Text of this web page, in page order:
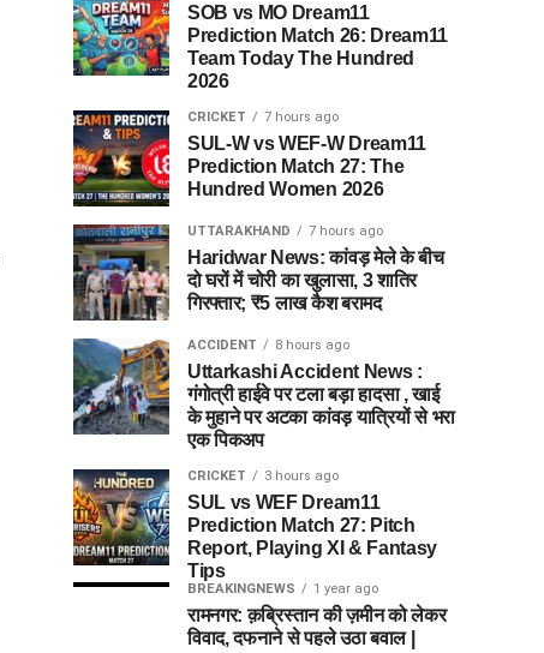
SOB vs MO Dream11
Prediction Match 26: Dream11
Team Today The Hundred
2026
CRICKET 7 hours ago
SUL-W vs WEF-W Dream11
Prediction Match 27: The
Hundred Women 2026
UTTARAKHAND 7 hours ago
Haridwar News: कांवड़ मेले के बीच
दो घरों में चोरी का खुलासा, 3 शातिर
गिरफ्तार; ₹5 लाख कैश बरामद
ACCIDENT 8 hours ago
Uttarkashi Accident News :
गंगोत्री हाईवे पर टला बड़ा हादसा , खाई
के मुहाने पर अटका कांवड़ यात्रियों से भरा
एक पिकअप
CRICKET 3 hours ago
SUL vs WEF Dream11
Prediction Match 27: Pitch
Report, Playing XI & Fantasy
Tips
BREAKINGNEWS 1 year ago
रामनगर: क़ब्रिस्तान की ज़मीन को लेकर
विवाद, दफनाने से पहले उठा बवाल |